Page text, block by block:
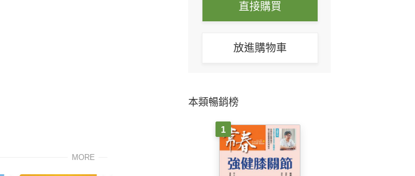
MORE
直接購買
放進購物車
本類暢銷榜
1